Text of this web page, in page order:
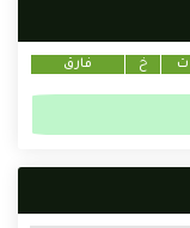
ت خ فارق